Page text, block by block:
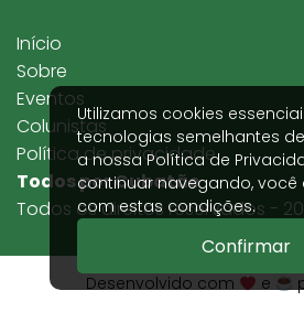
Utilizamos cookies
tecnologias semelhantes
a nossaPolítica de
continuar navegando,
com estas condições.
Confirmar
Todos por Cubatão
Todos os direitos reservados -
Início
Sobre
Eventos
Colunistas
Política de privacidade
Desenvolvido com e